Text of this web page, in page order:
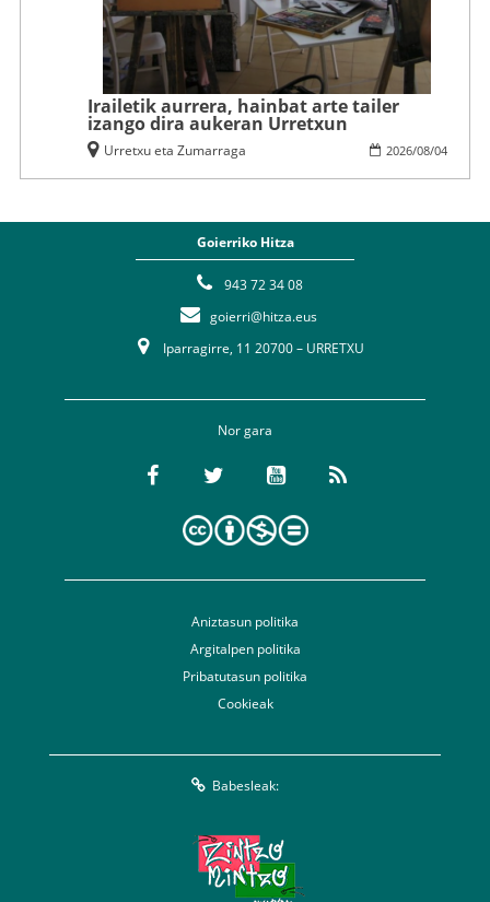
Irailetik aurrera, hainbat arte tailer
izango dira aukeran Urretxun
2026/08/04
Urretxu eta Zumarraga
Goierriko Hitza
943 72 34 08
goierri@hitza.eus
Iparragirre, 11 20700 – URRETXU
Nor gara
Aniztasun politika
Argitalpen politika
Pribatutasun politika
Cookieak
Babesleak: